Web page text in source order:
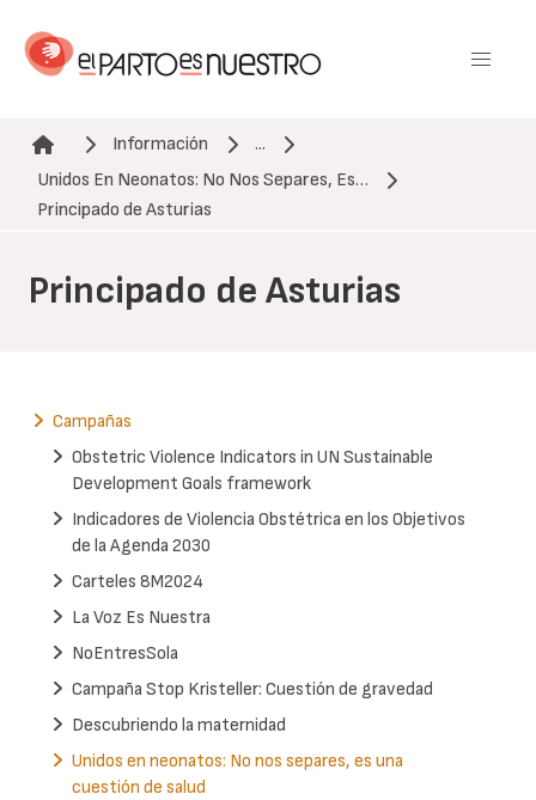
contenido
Ruta de navegación
Información
...
Unidos En Neonatos: No Nos Separes, Es…
Principado de Asturias
Principado de Asturias
Campañas
Obstetric Violence Indicators in UN Sustainable
Development Goals framework
Indicadores de Violencia Obstétrica en los Objetivos
de la Agenda 2030
Carteles 8M2024
La Voz Es Nuestra
NoEntresSola
Campaña Stop Kristeller: Cuestión de gravedad
Descubriendo la maternidad
Unidos en neonatos: No nos separes, es una
cuestión de salud